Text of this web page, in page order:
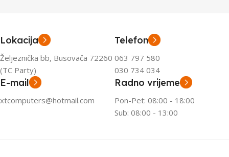
Lokacija
Željeznička bb, Busovača 72260
(TC Party)
Telefon
063 797 580
030 734 034
E-mail
xtcomputers@hotmail.com
Radno vrijeme
Pon-Pet: 08:00 - 18:00
Sub: 08:00 - 13:00